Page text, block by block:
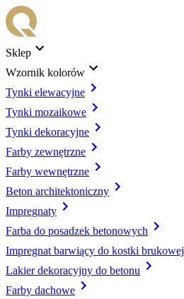
Sklep
Wzornik kolorów
Tynki elewacyjne
Tynki mozaikowe
Tynki dekoracyjne
Farby zewnętrzne
Farby wewnętrzne
Beton architektoniczny
Impregnaty
Farba do posadzek betonowych
Impregnat barwiący do kostki brukowej
Lakier dekoracyjny do betonu
Farby dachowe